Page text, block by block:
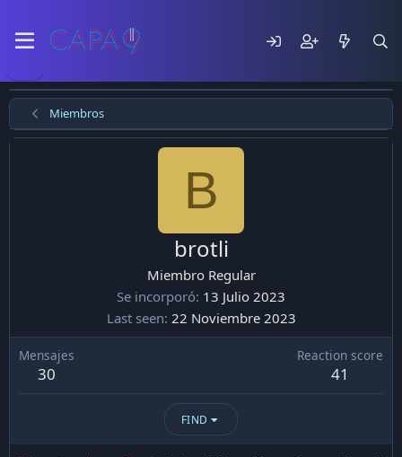
Miembros
B
brotli
Miembro Regular
Se incorporó 13 Julio 2023
Last seen 22 Noviembre 2023
Mensajes
30
Reaction score
41
FIND